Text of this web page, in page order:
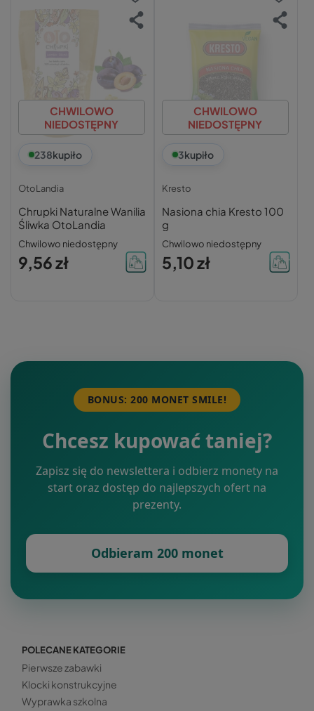
CHWILOWO
NIEDOSTĘPNY
238kupiło
OtoLandia
Chrupki Naturalne Wanilia
Śliwka OtoLandia
Chwilowo niedostępny
9,56 zł
CHWILOWO
NIEDOSTĘPNY
3kupiło
Kresto
Nasiona chia Kresto 100
g
Chwilowo niedostępny
5,10 zł
BONUS: 200 MONET SMILE!
Chcesz kupować taniej?
Zapisz się do newslettera i odbierz monety na
start oraz dostęp do najlepszych ofert na
prezenty.
Odbieram 200 monet
POLECANE KATEGORIE
Pierwsze zabawki
Klocki konstrukcyjne
Wyprawka szkolna